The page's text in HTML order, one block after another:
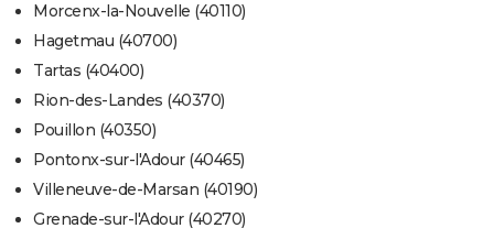
Morcenx-la-Nouvelle (40110)
Hagetmau (40700)
Tartas (40400)
Rion-des-Landes (40370)
Pouillon (40350)
Pontonx-sur-l'Adour (40465)
Villeneuve-de-Marsan (40190)
Grenade-sur-l'Adour (40270)